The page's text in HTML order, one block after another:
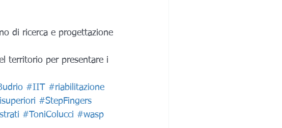
di ricerca e progettazione
territorio per presentare i
#IIT #riabilitazione
#StepFingers
#ToniColucci #wasp